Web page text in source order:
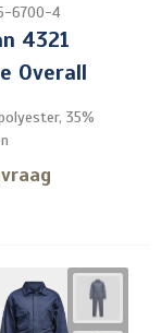
6700-4
4321
Overall
35%